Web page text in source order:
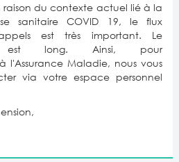
raison du contexte actuel lié à la
sanitaire COVID 19, le flux
est très important. Le
est long. Ainsi, pour
l'Assurance Maladie, nous vous
via votre espace personnel